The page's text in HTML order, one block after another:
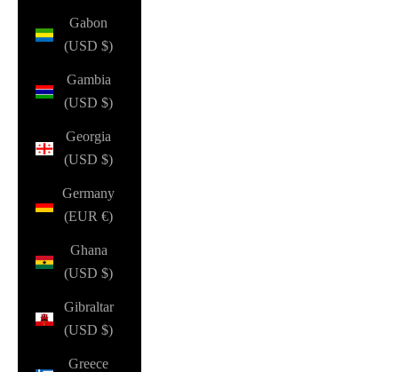
Gabon
(USD $)
Gambia
(USD $)
Georgia
(USD $)
Germany
(EUR €)
Ghana
(USD $)
Gibraltar
(USD $)
Greece